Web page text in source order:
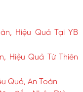
Hiệu Quả Tại YB
Hiệu Quả Từ Thiên
Quả, An Toàn